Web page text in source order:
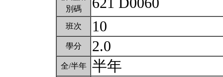
別碼
班次 10
學分 2.0
全/半年 半年